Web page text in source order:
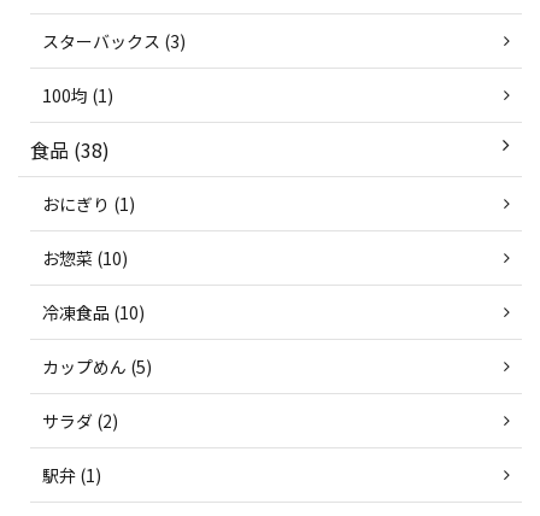
スターバックス (3)
100均 (1)
食品 (38)
おにぎり (1)
お惣菜 (10)
冷凍食品 (10)
カップめん (5)
サラダ (2)
駅弁 (1)